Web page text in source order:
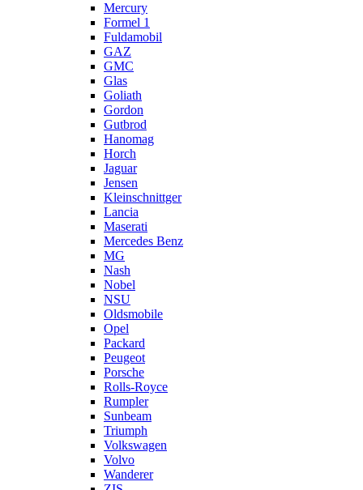
Mercury
Formel 1
Fuldamobil
GAZ
GMC
Glas
Goliath
Gordon
Gutbrod
Hanomag
Horch
Jaguar
Jensen
Kleinschnittger
Lancia
Maserati
Mercedes Benz
MG
Nash
Nobel
NSU
Oldsmobile
Opel
Packard
Peugeot
Porsche
Rolls-Royce
Rumpler
Sunbeam
Triumph
Volkswagen
Volvo
Wanderer